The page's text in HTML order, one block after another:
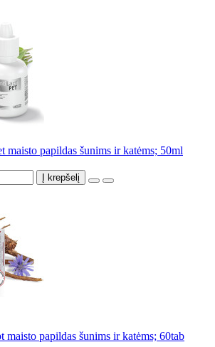
maisto papildas šunims ir katėms; 50ml
Į krepšelį
maisto papildas šunims ir katėms; 60tab